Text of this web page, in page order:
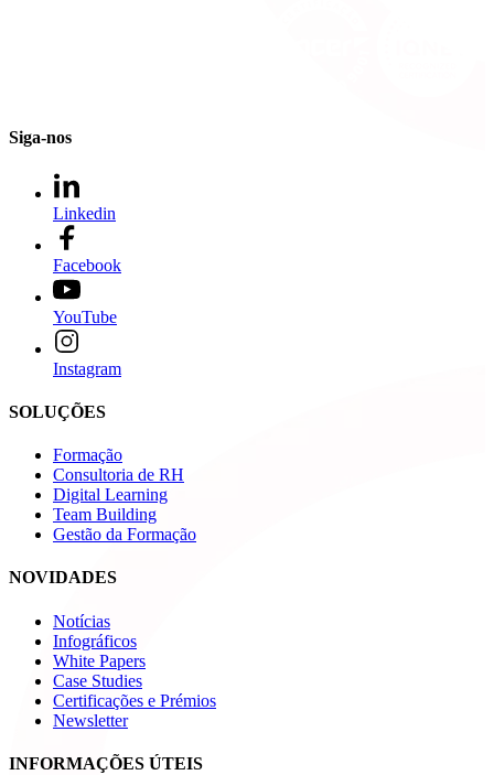
Siga-nos
Linkedin
Facebook
YouTube
Instagram
SOLUÇÕES
Formação
Consultoria de RH
Digital Learning
Team Building
Gestão da Formação
NOVIDADES
Notícias
Infográficos
White Papers
Case Studies
Certificações e Prémios
Newsletter
INFORMAÇÕES ÚTEIS